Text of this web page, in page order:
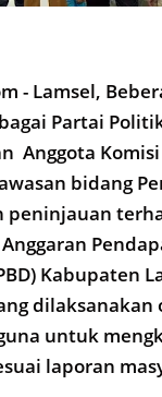
- Lamsel,
Partai
Anggota Komisi
bidang
peninjauan
Kabupaten
dilaksanakan
untuk
laporan